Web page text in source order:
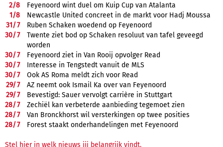
2/8
Feyenoord wint duel om Kuip Cup van Atalanta
1/8
Newcastle United concreet in de markt voor Hadj Moussa
31/7
Ruben Schaken woedend op Feyenoord
30/7
Twente ziet bod op Schaken resoluut van tafel geveegd
worden
30/7
Feyenoord ziet in Van Rooij opvolger Read
30/7
Interesse in Tengstedt vanuit de MLS
30/7
Ook AS Roma meldt zich voor Read
29/7
AZ neemt ook Ismail Ka over van Feyenoord
29/7
Bevestigd: Sauer vervolgt carrière in Stuttgart
28/7
Zechiël kan verbeterde aanbieding tegemoet zien
28/7
Van Bronckhorst wil versterkingen op twee posities
28/7 Forest staakt onderhandelingen met Feyenoord
Stel hier in welk nieuws jij belangrijk vindt.